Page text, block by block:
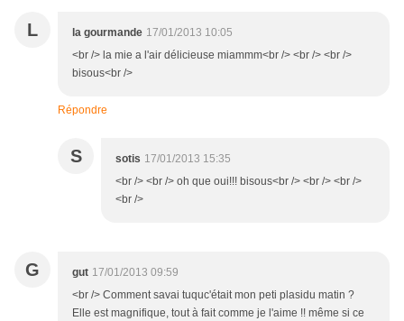
L la gourmande 17/01/2013 10:05
<br /> la mie a l'air délicieuse miammm<br /> <br /> <br />
bisous<br />
Répondre
S sotis 17/01/2013 15:35
<br /> <br /> oh que oui!!! bisous<br /> <br /> <br />
<br />
G gut 17/01/2013 09:59
<br /> Comment savai tuquc'était mon peti plasidu matin ?
Elle est magnifique, tout à fait comme je l'aime !! même si ce